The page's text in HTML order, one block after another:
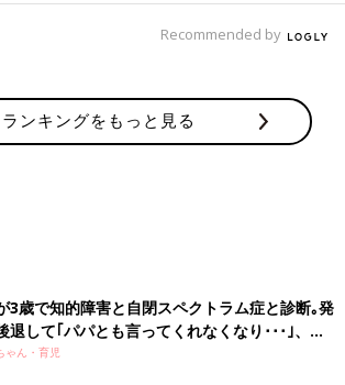
Recommended by
ランキングをもっと見る
3歳で知的障害と自閉スペクトラム症と診断｡発
退して｢パパとも言ってくれなくなり･･･｣、元
スケ選手･岡田優介
ゃん・育児